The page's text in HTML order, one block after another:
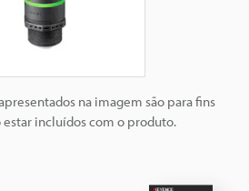
na imagem são para fins
incluídos com o produto.